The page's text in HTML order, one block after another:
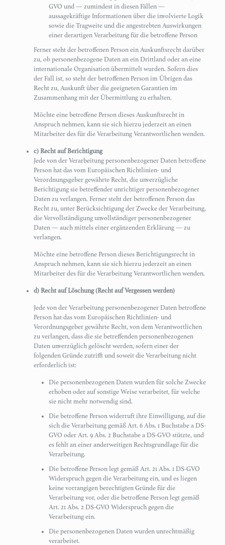
GVO und — zumindest in diesen Fällen —
aussagekräftige Informationen über die involvierte Logik
sowie die Tragweite und die angestrebten Auswirkungen
einer derartigen Verarbeitung für die betroffene Person
Ferner steht der betroffenen Person ein Auskunftsrecht darüber
zu, ob personenbezogene Daten an ein Drittland oder an eine
internationale Organisation übermittelt wurden. Sofern dies
der Fall ist, so steht der betroffenen Person im Übrigen das
Recht zu, Auskunft über die geeigneten Garantien im
Zusammenhang mit der Übermittlung zu erhalten.
Möchte eine betroffene Person dieses Auskunftsrecht in
Anspruch nehmen, kann sie sich hierzu jederzeit an einen
Mitarbeiter des für die Verarbeitung Verantwortlichen wenden.
c) Recht auf Berichtigung
Jede von der Verarbeitung personenbezogener Daten betroffene
Person hat das vom Europäischen Richtlinien- und
Verordnungsgeber gewährte Recht, die unverzügliche
Berichtigung sie betreffender unrichtiger personenbezogener
Daten zu verlangen. Ferner steht der betroffenen Person das
Recht zu, unter Berücksichtigung der Zwecke der Verarbeitung,
die Vervollständigung unvollständiger personenbezogener
Daten — auch mittels einer ergänzenden Erklärung — zu
verlangen.
Möchte eine betroffene Person dieses Berichtigungsrecht in
Anspruch nehmen, kann sie sich hierzu jederzeit an einen
Mitarbeiter des für die Verarbeitung Verantwortlichen wenden.
d) Recht auf Löschung (Recht auf Vergessen werden)
Jede von der Verarbeitung personenbezogener Daten betroffene
Person hat das vom Europäischen Richtlinien- und
Verordnungsgeber gewährte Recht, von dem Verantwortlichen
zu verlangen, dass die sie betreffenden personenbezogenen
Daten unverzüglich gelöscht werden, sofern einer der
folgenden Gründe zutrifft und soweit die Verarbeitung nicht
erforderlich ist:
Die personenbezogenen Daten wurden für solche Zwecke
erhoben oder auf sonstige Weise verarbeitet, für welche
sie nicht mehr notwendig sind.
Die betroffene Person widerruft ihre Einwilligung, auf die
sich die Verarbeitung gemäß Art. 6 Abs. 1 Buchstabe a DS-
GVO oder Art. 9 Abs. 2 Buchstabe a DS-GVO stützte, und
es fehlt an einer anderweitigen Rechtsgrundlage für die
Verarbeitung.
Die betroffene Person legt gemäß Art. 21 Abs. 1 DS-GVO
Widerspruch gegen die Verarbeitung ein, und es liegen
keine vorrangigen berechtigten Gründe für die
Verarbeitung vor, oder die betroffene Person legt gemäß
Art. 21 Abs. 2 DS-GVO Widerspruch gegen die
Verarbeitung ein.
Die personenbezogenen Daten wurden unrechtmäßig
verarbeitet.